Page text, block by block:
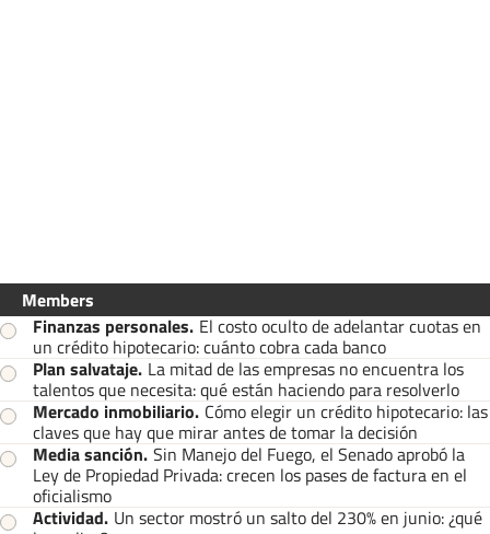
Members
Finanzas personales. El costo oculto de adelantar cuotas en
un crédito hipotecario: cuánto cobra cada banco
Plan salvataje. La mitad de las empresas no encuentra los
talentos que necesita: qué están haciendo para resolverlo
Mercado inmobiliario. Cómo elegir un crédito hipotecario: las
claves que hay que mirar antes de tomar la decisión
Media sanción. Sin Manejo del Fuego, el Senado aprobó la
Ley de Propiedad Privada: crecen los pases de factura en el
oficialismo
Actividad. Un sector mostró un salto del 230% en junio: ¿qué